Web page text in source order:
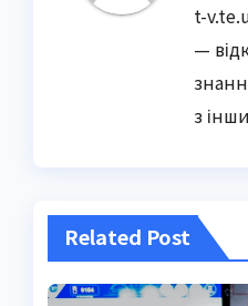
t-
—
з
Related Post